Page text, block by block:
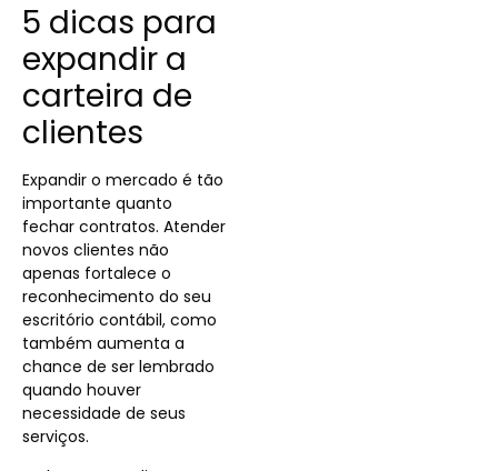
5 dicas para
expandir a
carteira de
clientes
Expandir o mercado é tão
importante quanto
fechar contratos. Atender
novos clientes não
apenas fortalece o
reconhecimento do seu
escritório contábil, como
também aumenta a
chance de ser lembrado
quando houver
necessidade de seus
serviços.